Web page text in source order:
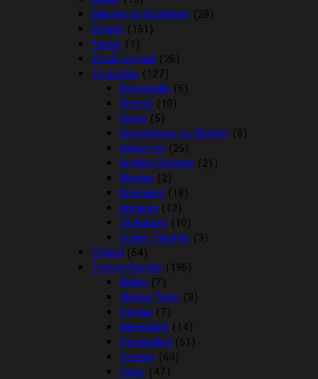
Sliksten og Godbidder (28)
Strigler (151)
Tasker (1)
Til sår og muk (26)
Til stalden (127)
Boksgardin (5)
Diverse (10)
Hager (5)
Hesteklipper og tilbehør (8)
Hønet mv (26)
Krybber/Spande (21)
Mordax (2)
Opbinding (18)
Ophæng (12)
Til Boksen (10)
Trailer Tilbehør (3)
Tilskud (54)
Trenser/kandar (196)
Bidløs (7)
Hjælpe Tøjler (8)
Kandar (7)
Næsebånd (14)
Pandebånd (51)
Trenser (60)
Tøjler (47)